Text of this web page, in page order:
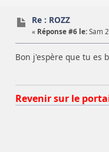
Re : ROZZ
« Réponse #6 le: Sam
Bon j'espère que tu es
Revenir sur le